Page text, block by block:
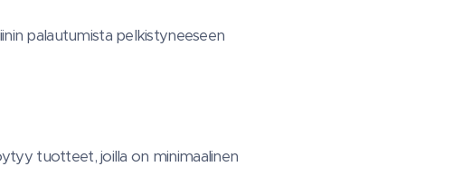
palautumista pelkistyneeseen
tuotteet, joilla on minimaalinen